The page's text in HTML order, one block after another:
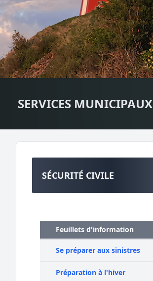
SERVICES MUNICIPAUX
SÉCURITÉ CIVILE
Feuillets d'information
Se préparer aux sinistres
Préparation à l'hiver